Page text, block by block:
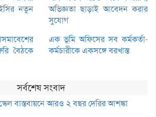
নতুন
অভিজ্ঞতা ছাড়াই আবেদন করার
সুযোগ
বৈঠকে
এক ভূমি অফিসের সব কর্মকর্তা-
কর্মচারীকে একসঙ্গে বরখাস্ত
সর্বশেষ সংবাদ
বাস্তবায়নে আরও ২ বছর দেরির আশঙ্কা